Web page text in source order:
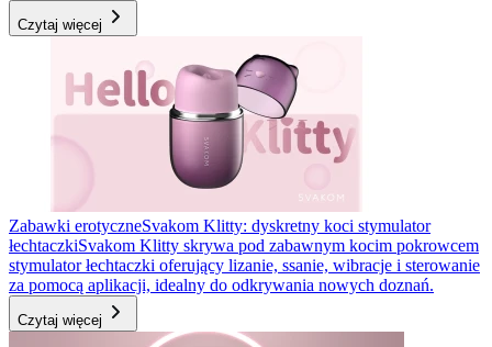
Czytaj więcej
Zabawki erotyczneSvakom Klitty: dyskretny koci stymulator
łechtaczkiSvakom Klitty skrywa pod zabawnym kocim pokrowcem
stymulator łechtaczki oferujący lizanie, ssanie, wibracje i sterowanie
za pomocą aplikacji, idealny do odkrywania nowych doznań.
Czytaj więcej